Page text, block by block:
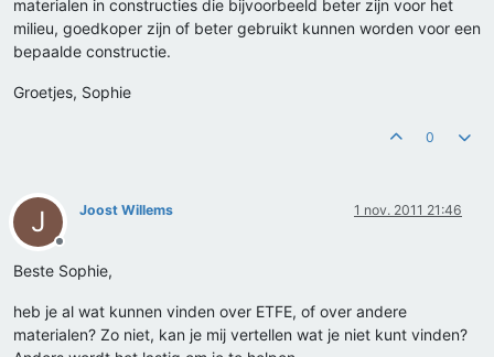
materialen in constructies die bijvoorbeeld beter zijn voor het
milieu, goedkoper zijn of beter gebruikt kunnen worden voor een
bepaalde constructie.
Groetjes, Sophie
0
J
Offline
Joost Willems 1 nov. 2011 21:46
Beste Sophie,
heb je al wat kunnen vinden over ETFE, of over andere
materialen? Zo niet, kan je mij vertellen wat je niet kunt vinden?